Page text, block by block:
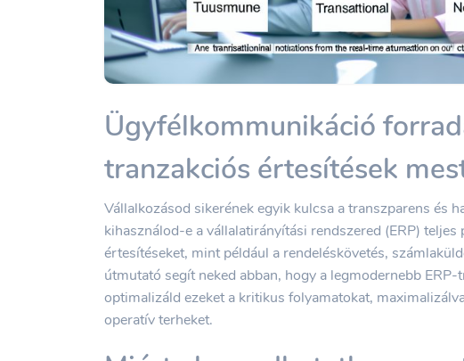
Ügyfélkommunikáció
tranzakciós értesítések
Vállalkozásod sikerének egyik kulcsa a transzparens és
kihasználod-e a vállalatirányítási rendszered (ERP)
értesítéseket, mint például a rendeléskövetés,
útmutató segít neked abban, hogy a legmodernebb
optimalizáld ezeket a kritikus folyamatokat,
operatív terheket.